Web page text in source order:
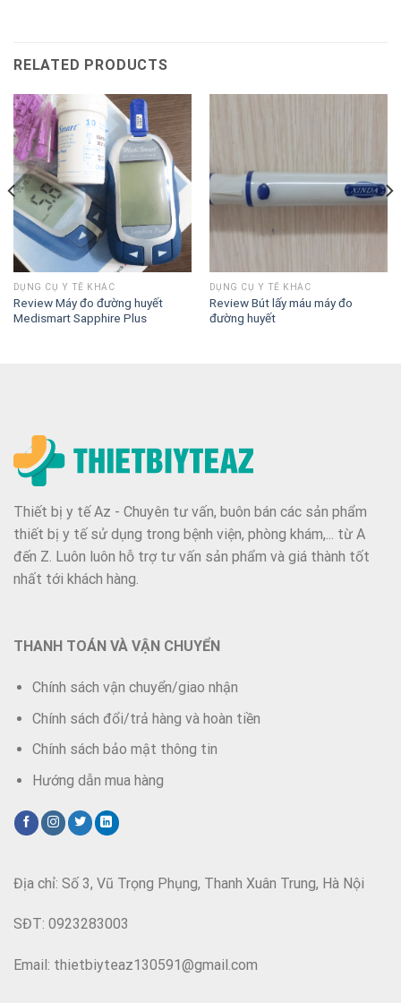
RELATED PRODUCTS
DỤNG CỤ Y TẾ KHÁC
Review Máy đo đường huyết
Medismart Sapphire Plus
DỤNG CỤ Y TẾ KHÁC
Review Bút lấy máu máy đo
đường huyết
Thiết bị y tế Az - Chuyên tư vấn, buôn bán các sản phẩm
thiết bị y tế sử dụng trong bệnh viện, phòng khám,... từ A
đến Z. Luôn luôn hỗ trợ tư vấn sản phẩm và giá thành tốt
nhất tới khách hàng.
Địa chỉ: Số 3, Vũ Trọng Phụng, Thanh Xuân Trung, Hà Nội
SĐT: 0923283003
Email: thietbiyteaz130591@gmail.com
THANH TOÁN VÀ VẬN CHUYỂN
Chính sách vận chuyển/giao nhận
Chính sách đổi/trả hàng và hoàn tiền
Chính sách bảo mật thông tin
Hướng dẫn mua hàng